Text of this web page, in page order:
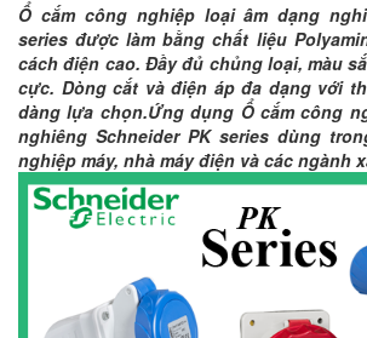
Ổ cắm công nghiệp loại âm dạng
series được làm bằng chất liệu
cách điện cao. Đầy đủ chủng loại, màu
cực. Dòng cắt và điện áp đa dạng với
dàng lựa chọn.Ứng dụng Ổ cắm công
nghiêng Schneider PK series dùng
nghiệp máy, nhà máy điện và các ngành